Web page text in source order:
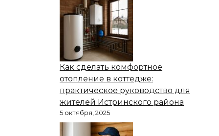
Как сделать комфортное
отопление в коттедже:
практическое руководство для
жителей Истринского района
5 октября, 2025